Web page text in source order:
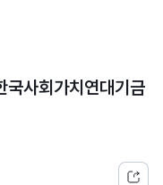
국사회가치연대기금